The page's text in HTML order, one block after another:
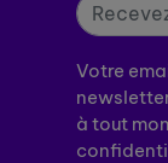
Votre
à tout